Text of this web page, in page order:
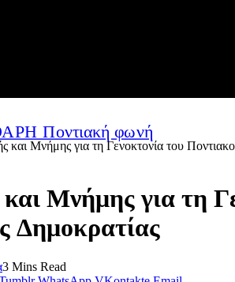
και Μνήμης για τη Γενοκτονία του
Μνήμης για τη
Δημοκρατίας
3 Mins Read